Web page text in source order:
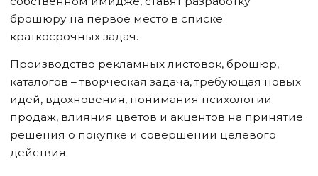
брошюру на первое место в списке
краткосрочных задач.
Производство рекламных листовок, брошюр,
каталогов – творческая задача, требующая новых
идей, вдохновения, понимания психологии
продаж, влияния цветов и акцентов на принятие
решения о покупке и совершении целевого
действия.